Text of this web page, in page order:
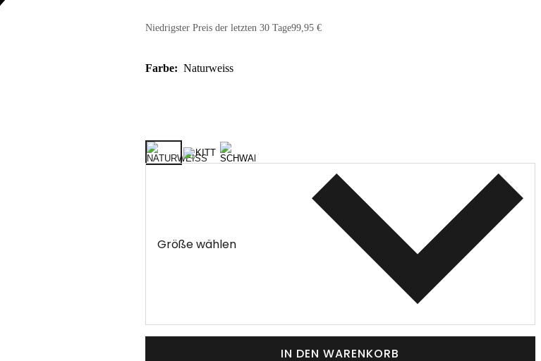
Niedrigster Preis der letzten 30 Tage99,95 €
Farbe: Naturweiss
Größe wählen
IN DEN WARENKORB